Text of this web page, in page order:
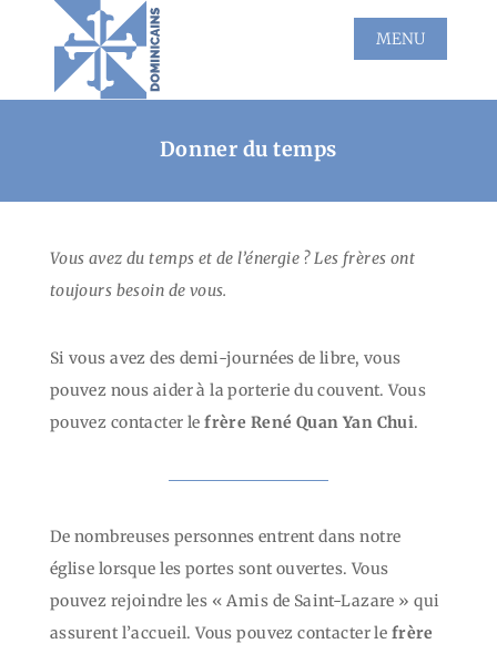
Donner du temps
Vous avez du temps et de l’énergie ? Les frères ont
toujours besoin de vous.
Si vous avez des demi-journées de libre, vous
pouvez nous aider à la porterie du couvent. Vous
pouvez contacter lefrère René Quan Yan Chui.
De nombreuses personnes entrent dans notre
église lorsque les portes sont ouvertes. Vous
pouvez rejoindre les « Amis de Saint-Lazare » qui
assurent l’accueil. Vous pouvez contacter le frère